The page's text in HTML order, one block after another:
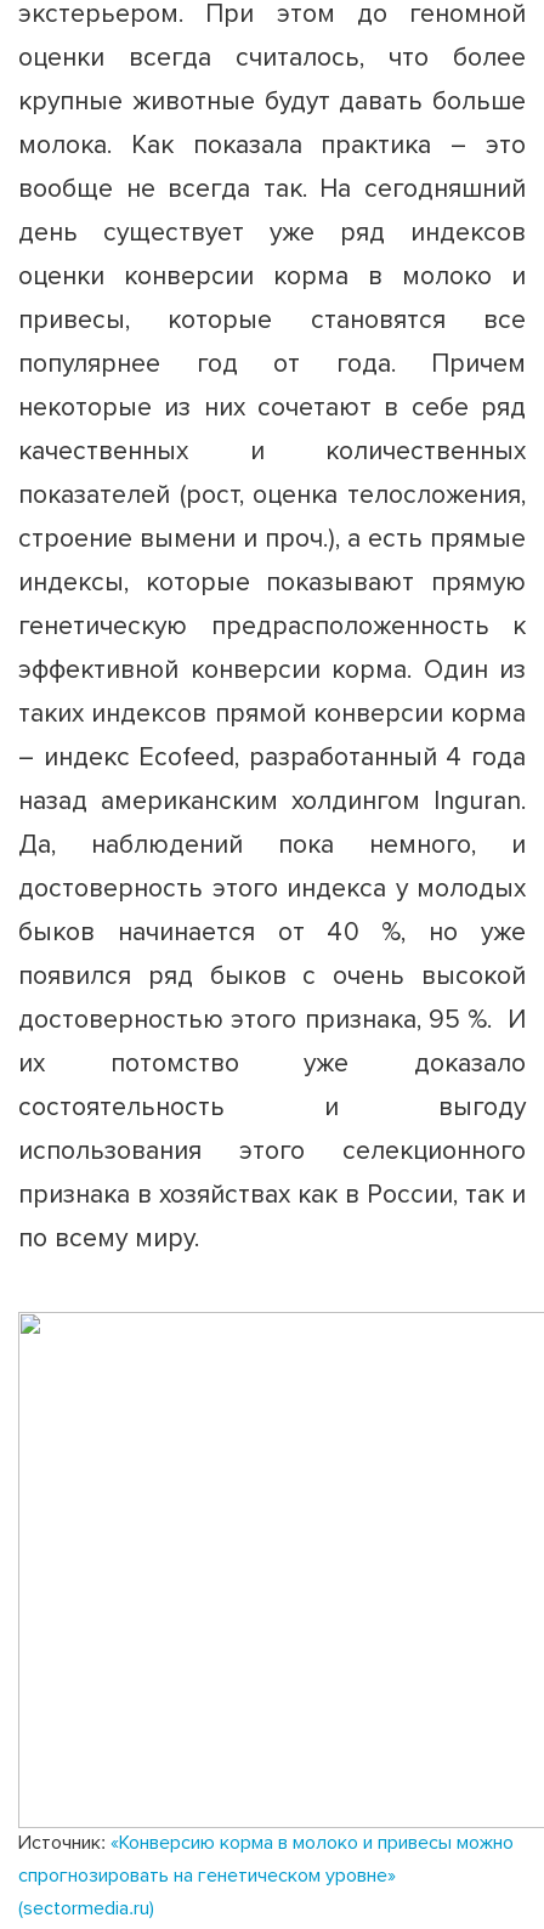
экстерьером. При этом до геномной
оценки всегда считалось, что более
крупные животные будут давать больше
молока. Как показала практика – это
вообще не всегда так. На сегодняшний
день существует уже ряд индексов
оценки конверсии корма в молоко и
привесы, которые становятся все
популярнее год от года. Причем
некоторые из них сочетают в себе ряд
качественных и количественных
показателей (рост, оценка телосложения,
строение вымени и проч.), а есть прямые
индексы, которые показывают прямую
генетическую предрасположенность к
эффективной конверсии корма. Один из
таких индексов прямой конверсии корма
– индекс Ecofeed, разработанный 4 года
назад американским холдингом Inguran.
Да, наблюдений пока немного, и
достоверность этого индекса у молодых
быков начинается от 40 %, но уже
появился ряд быков с очень высокой
достоверностью этого признака, 95 %. И
их потомство уже доказало
состоятельность и выгоду
использования этого селекционного
признака в хозяйствах как в России, так и
по всему миру.
Источник: «Конверсию корма в молоко и привесы можно
спрогнозировать на генетическом уровне»
(sectormedia.ru)